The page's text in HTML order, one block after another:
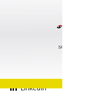
LinkedIn